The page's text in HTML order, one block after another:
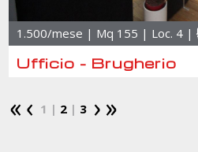
1.500/mese | Mq 155 | Loc. 4 |
Ufficio - Brugherio
1 | 2 | 3